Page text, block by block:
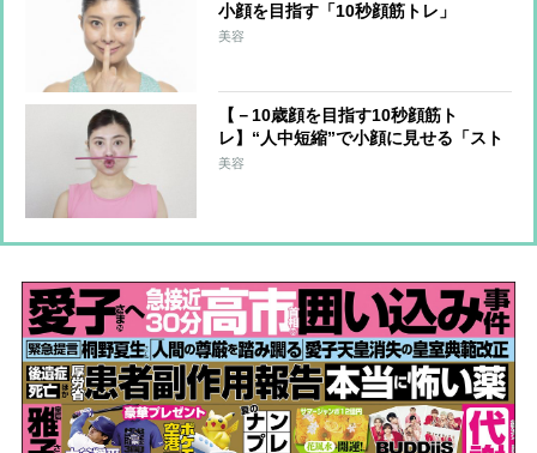
小顔を目指す「10秒顔筋トレ」
美容
【－10歳顔を目指す10秒顔筋ト
レ】“人中短縮”で小顔に見せる「スト
ローチュー」
美容